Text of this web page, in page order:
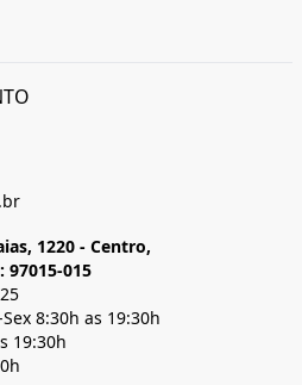
1220 - Centro,
97015-015
8:30h as 19:30h
19:30h